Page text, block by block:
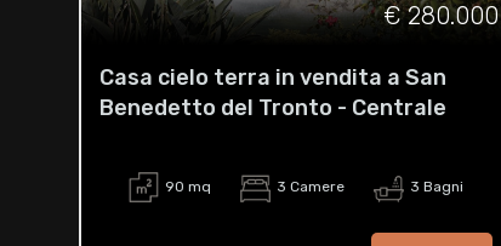
€ 280.000
Casa cielo terra in vendita a San
Benedetto del Tronto - Centrale
90 mq 3 Camere 3 Bagni